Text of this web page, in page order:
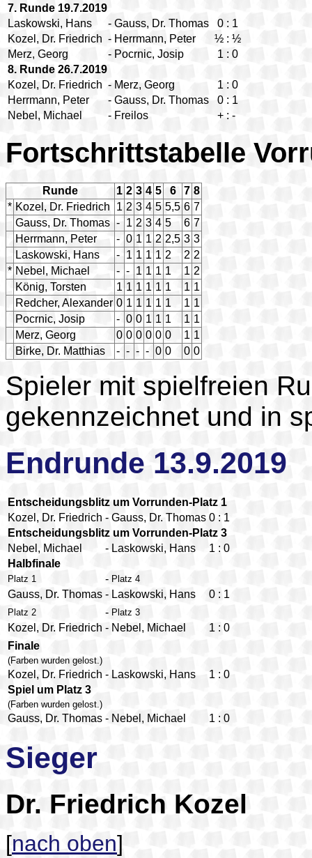
7. Runde 19.7.2019
Laskowski, Hans
- Gauss, Dr. Thomas 0 : 1
Kozel, Dr. Friedrich - Herrmann, Peter ½ : ½
Merz, Georg
- Pocrnic, Josip 1 : 0
8. Runde 26.7.2019
Kozel, Dr. Friedrich - Merz, Georg 1 : 0
Herrmann, Peter
- Gauss, Dr. Thomas 0 : 1
Nebel, Michael
- Freilos + : -
Fortschrittstabelle
Runde 1 2 3 4 5 6 7 8
* Kozel, Dr. Friedrich 1 2 3 4 5 5,5 6 7
Gauss, Dr. Thomas - 1 2 3 4 5 6 7
Herrmann, Peter
- 0 1 1 2 2,5 3 3
Laskowski, Hans
- 1 1 1 1 2 2 2
* Nebel, Michael - - 1 1 1 1 1 2
König, Torsten
1 1 1 1 1 1 1 1
Redcher, Alexander 0 1 1 1 1 1 1 1
Pocrnic, Josip
- 0 0 1 1 1 1 1
Merz, Georg
0 0 0 0 0 0 1 1
Birke, Dr. Matthias
- - - - 0 0 0 0
Spieler mit spielfreien
gekennzeichnet und in
Endrunde 13.9.2019
Entscheidungsblitz um Vorrunden-Platz 1
Kozel, Dr. Friedrich - Gauss, Dr. Thomas 0 : 1
Entscheidungsblitz um Vorrunden-Platz 3
Nebel, Michael
- Laskowski, Hans 1 : 0
Halbfinale
Platz 1 - Platz 4
Gauss, Dr. Thomas - Laskowski, Hans 0 : 1
Platz 2 - Platz 3
Kozel, Dr. Friedrich - Nebel, Michael 1 : 0
Finale
(Farben wurden gelost.)
Kozel, Dr. Friedrich - Laskowski, Hans 1 : 0
Spiel um Platz 3
(Farben wurden gelost.)
Gauss, Dr. Thomas - Nebel, Michael 1 : 0
Sieger
Dr. Friedrich Kozel
[nach oben]